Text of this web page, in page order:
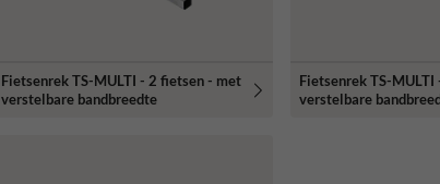
Fietsenrek TS-MULTI - 2 fietsen - met
verstelbare bandbreedte
Fietsenrek TS-
verstelbare